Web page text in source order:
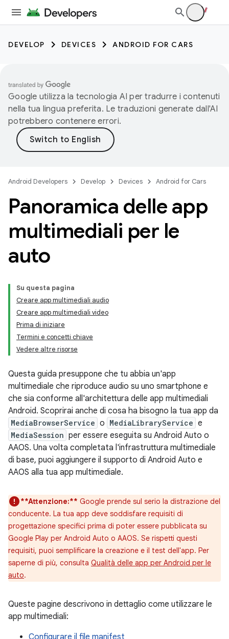
DEVELOP DEVICES ANDROID FOR CARS
Google utilizza la tecnologia AI per tradurre i contenuti
nella tua lingua preferita. Le traduzioni generate dall'AI
potrebbero contenere errori.
Android Developers Develop Devices Android for Cars
Panoramica delle app
multimediali per le
auto
Su questa pagina
Creare app multimediali audio
Creare app multimediali video
Prima di iniziare
Termini e concetti chiave
Vedere altre risorse
Questa guida presuppone che tu abbia un'app
multimediale che riproduce audio su uno smartphone e
che sia conforme all'architettura delle app multimediali
Android. Scoprirai anche di cosa ha bisogno la tua app da
MediaBrowserService o MediaLibraryService e
MediaSession per essere eseguita su Android Auto o
AAOS. Una volta completata l'infrastruttura multimediale
di base, puoi aggiungere il supporto di Android Auto e
AAOS alla tua app multimediale.
**Attenzione:** Google prende sul serio la distrazione del
conducente. La tua app deve soddisfare requisiti di
progettazione specifici prima di poter essere pubblicata su
Google Play per Android Auto o AAOS. Se rispetti questi
requisiti, puoi semplificare la creazione e il test dell'app. Per
saperne di più, consulta Qualità delle app per Android per le
auto.
Queste pagine descrivono in dettaglio come utilizzare le
app multimediali:
Configurare il file manifest